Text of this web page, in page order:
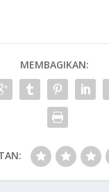
MEMBAGIKAN: